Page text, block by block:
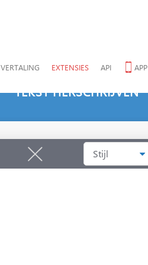
VERTALING EXTENSIES API APP
TEKST HERSCHRIJVEN
Stijl